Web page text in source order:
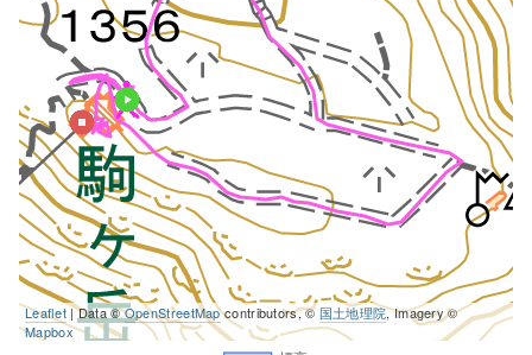
Leaflet| Data ©OpenStreetMapcontributors, © 国土地理院, Imagery ©
Mapbox